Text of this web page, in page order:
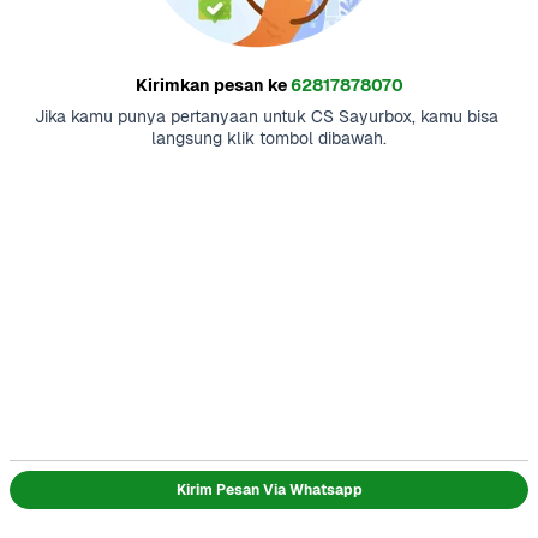
Kirimkan pesan ke62817878070
Jika kamu punya pertanyaan untuk CS Sayurbox, kamu bisa
langsung klik tombol dibawah.
Kirim Pesan Via Whatsapp